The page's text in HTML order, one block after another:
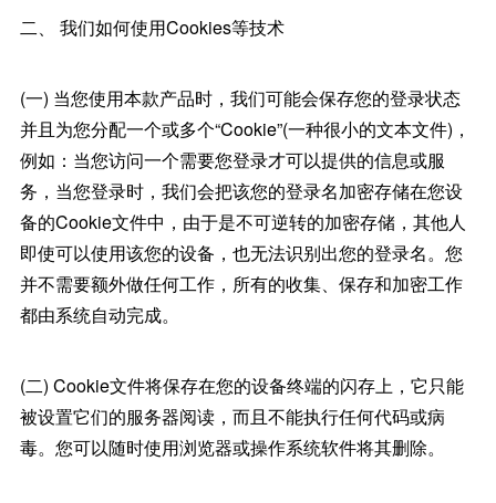
二、 我们如何使用Cookies等技术
(一) 当您使用本款产品时，我们可能会保存您的登录状态
并且为您分配一个或多个“Cookie”(一种很小的文本文件)，
例如：当您访问一个需要您登录才可以提供的信息或服
务，当您登录时，我们会把该您的登录名加密存储在您设
备的Cookie文件中，由于是不可逆转的加密存储，其他人
即使可以使用该您的设备，也无法识别出您的登录名。您
并不需要额外做任何工作，所有的收集、保存和加密工作
都由系统自动完成。
(二) Cookie文件将保存在您的设备终端的闪存上，它只能
被设置它们的服务器阅读，而且不能执行任何代码或病
毒。您可以随时使用浏览器或操作系统软件将其删除。